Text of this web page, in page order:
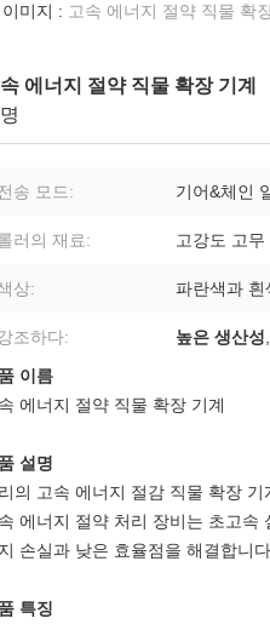
미지 : 고속 에너지 절약 직물 확
에너지 절약 직물 확장 기계
송 모드: 기어&체인
러의 재료: 고강도 고무
상: 파란색과 흰
조하다: 높은 생산성,
이름
에너지 절약 직물 확장 기계
설명
의 고속 에너지 절감 직물 확장
에너지 절약 처리 장비는 초고속
손실과 낮은 효율점을 해결합니
특징